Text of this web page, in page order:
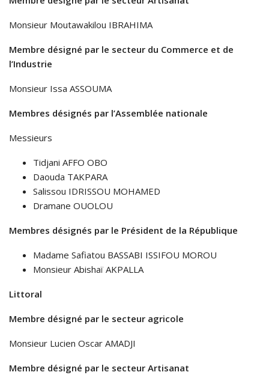
Monsieur Moutawakilou IBRAHIMA
Membre désigné par le secteur du Commerce et de
l’Industrie
Monsieur Issa ASSOUMA
Membres désignés par l’Assemblée nationale
Messieurs
Tidjani AFFO OBO
Daouda TAKPARA
Salissou IDRISSOU MOHAMED
Dramane OUOLOU
Membres désignés par le Président de la République
Madame Safiatou BASSABI ISSIFOU MOROU
Monsieur Abishaï AKPALLA
Littoral
Membre désigné par le secteur agricole
Monsieur Lucien Oscar AMADJI
Membre désigné par le secteur Artisanat